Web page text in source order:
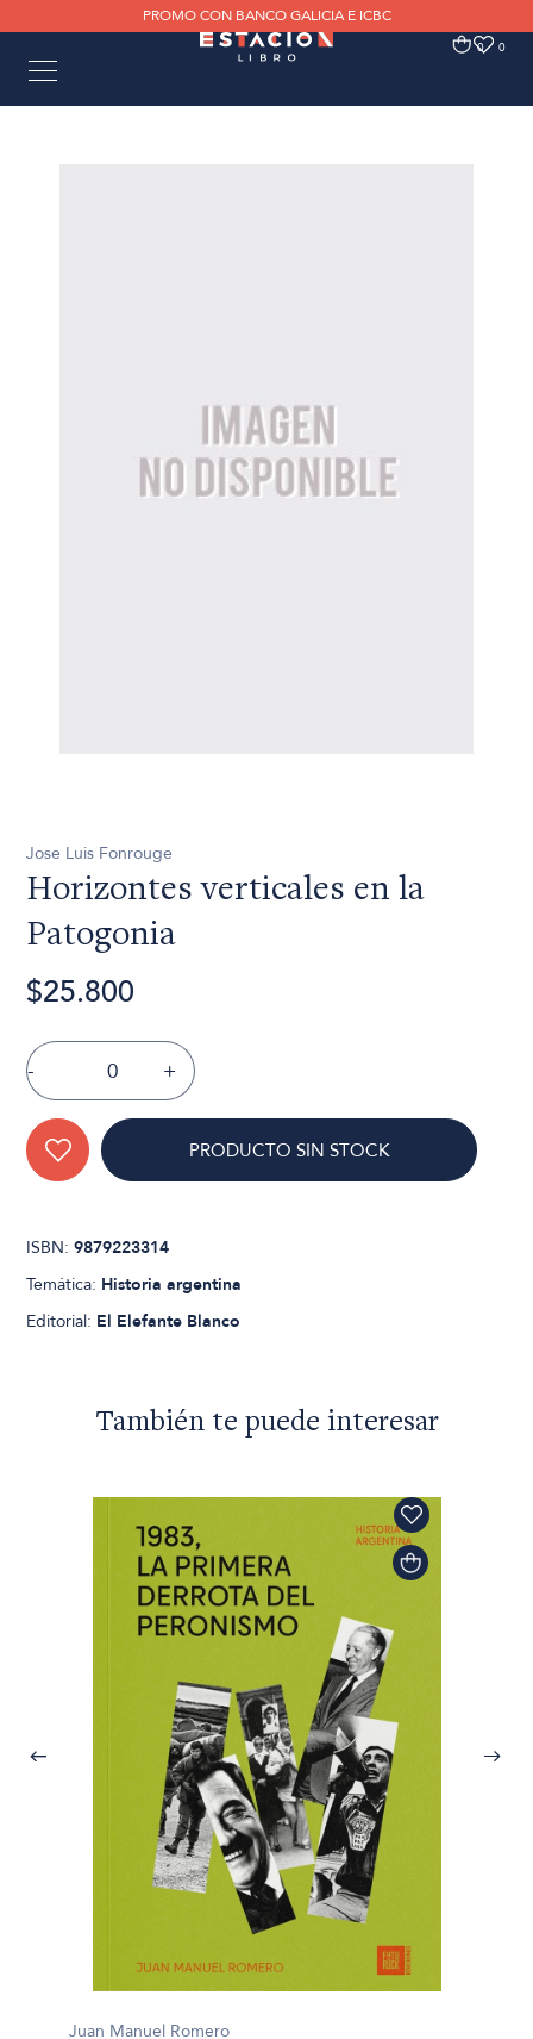
PROMO CON BANCO GALICIA E ICBC
0 0
Jose Luis Fonrouge
Horizontes verticales en la
Patogonia
$25.800
- +
PRODUCTO SIN STOCK
ISBN:9879223314
Temática: Historia argentina
Editorial: El Elefante Blanco
También te puede interesar
Juan Manuel Romero